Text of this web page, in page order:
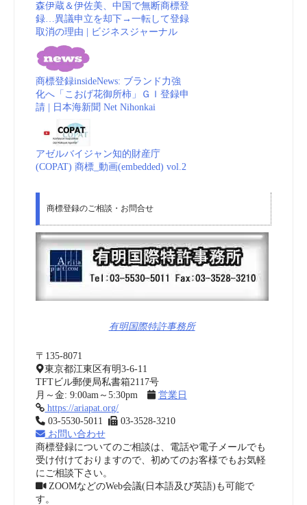
森伊蔵＆伊佐美、中国で無断商標登
録…異議申立を却下→一転して登録
取消の理由 | ビジネスジャーナル
商標登録insideNews: ブランド力強
化へ「こおげ花御所柿」ＧＩ登録申
請 | 日本海新聞 Net Nihonkai
アゼルバイジャン知的財産庁
(COPAT) 商標_動画(embedded) vol.2
商標登録のご相談・お問合せ
有明国際特許事務所
〒135-8071
東京都江東区有明3-6-11
TFTビル郵便局私書箱2117号
月～金: 9:00am～5:30pm
営業日
https://ariapat.org/
03-5530-5011
03-3528-3210
お問い合わせ
商標登録についてのご相談は、電話や電子メールでも
受け付けておりますので、初めてのお客様でもお気軽
にご相談下さい。
ZOOMなどのWeb会議(日本語及び英語)も可能で
す。